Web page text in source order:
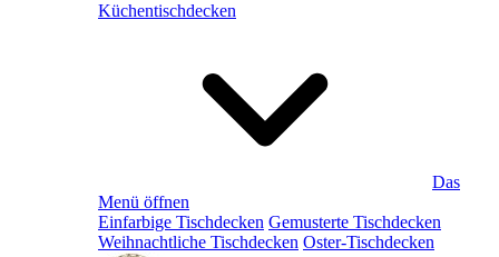
Küchentischdecken
Das
Menü öffnen
Einfarbige Tischdecken Gemusterte Tischdecken
Weihnachtliche Tischdecken Oster-Tischdecken